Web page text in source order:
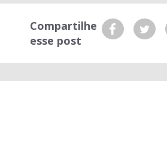
Compartilhe
esse post